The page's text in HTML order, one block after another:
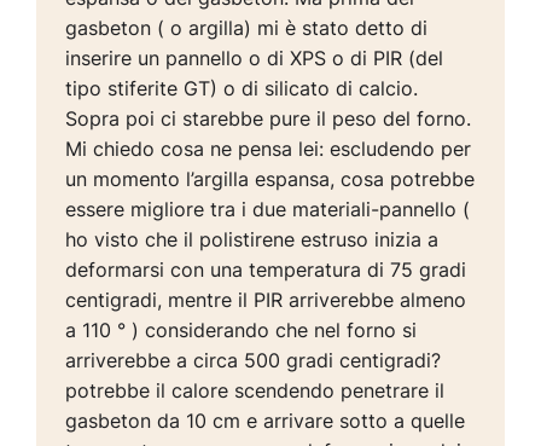
gasbeton ( o argilla) mi è stato detto di
inserire un pannello o di XPS o di PIR (del
tipo stiferite GT) o di silicato di calcio.
Sopra poi ci starebbe pure il peso del forno.
Mi chiedo cosa ne pensa lei: escludendo per
un momento l’argilla espansa, cosa potrebbe
essere migliore tra i due materiali-pannello (
ho visto che il polistirene estruso inizia a
deformarsi con una temperatura di 75 gradi
centigradi, mentre il PIR arriverebbe almeno
a 110 ° ) considerando che nel forno si
arriverebbe a circa 500 gradi centigradi?
potrebbe il calore scendendo penetrare il
gasbeton da 10 cm e arrivare sotto a quelle